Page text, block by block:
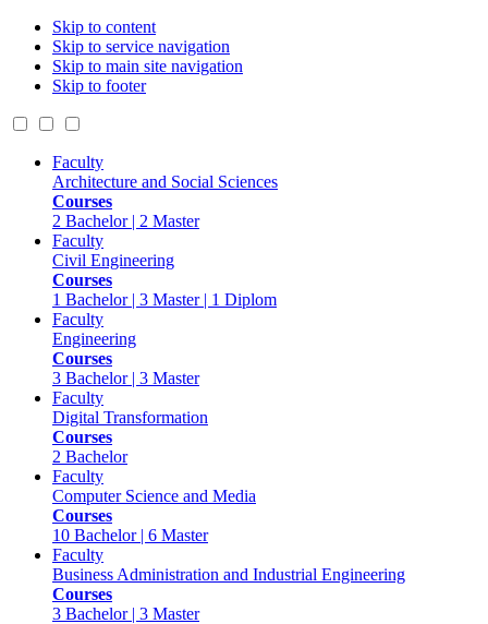
Skip to content
Skip to service navigation
Skip to main site navigation
Skip to footer
Faculty
Architecture and Social Sciences
Courses
2 Bachelor | 2 Master
Faculty
Civil Engineering
Courses
1 Bachelor | 3 Master | 1 Diplom
Faculty
Engineering
Courses
3 Bachelor | 3 Master
Faculty
Digital Transformation
Courses
2 Bachelor
Faculty
Computer Science and Media
Courses
10 Bachelor | 6 Master
Faculty
Business Administration and Industrial Engineering
Courses
3 Bachelor | 3 Master